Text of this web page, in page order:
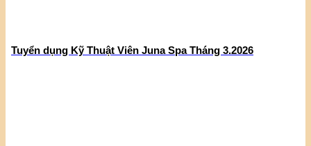
Tuyển dụng Kỹ Thuật Viên Juna Spa Tháng 3.2026